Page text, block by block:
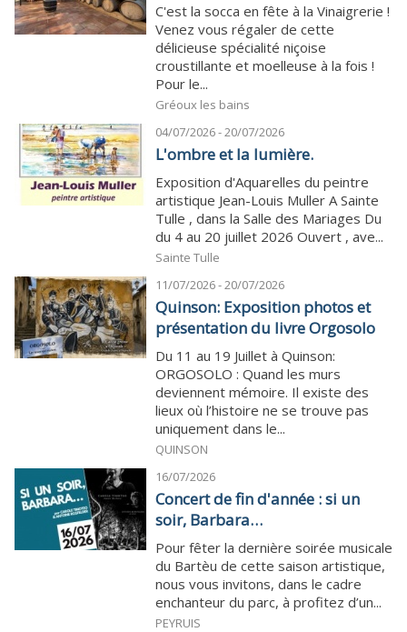
C'est la socca en fête à la Vinaigrerie !
Venez vous régaler de cette
délicieuse spécialité niçoise
croustillante et moelleuse à la fois !
Pour le...
Gréoux les bains
04/07/2026 - 20/07/2026
L'ombre et la lumière.
Exposition d'Aquarelles du peintre
artistique Jean-Louis Muller A Sainte
Tulle , dans la Salle des Mariages Du
du 4 au 20 juillet 2026 Ouvert , ave...
Sainte Tulle
11/07/2026 - 20/07/2026
Quinson: Exposition photos et
présentation du livre Orgosolo
Du 11 au 19 Juillet à Quinson:
ORGOSOLO : Quand les murs
deviennent mémoire. Il existe des
lieux où l’histoire ne se trouve pas
uniquement dans le...
QUINSON
16/07/2026
Concert de fin d'année : si un
soir, Barbara…
Pour fêter la dernière soirée musicale
du Bartèu de cette saison artistique,
nous vous invitons, dans le cadre
enchanteur du parc, à profitez d’un...
PEYRUIS